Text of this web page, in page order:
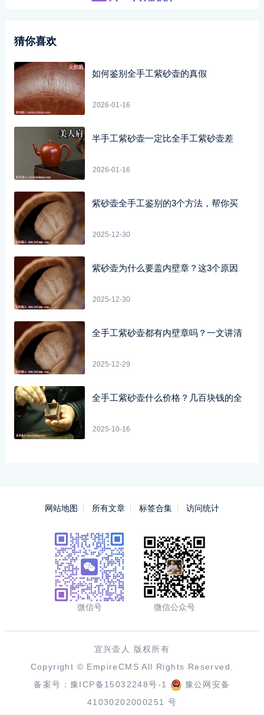
猜你喜欢
如何鉴别全手工紫砂壶的真假
2026-01-16
半手工紫砂壶一定比全手工紫砂壶差
2026-01-16
紫砂壶全手工鉴别的3个方法，帮你买
2025-12-30
紫砂壶为什么要盖内壁章？这3个原因
2025-12-30
全手工紫砂壶都有内壁章吗？一文讲清
2025-12-29
全手工紫砂壶什么价格？几百块钱的全
2025-10-16
网站地图 所有文章 标签合集 访问统计
微信号 微信公众号
宜兴壶人 版权所有
Copyright © EmpireCMS All Rights Reserved.
备案号：豫ICP备15032248号-1
豫公网安备
41030202000251 号